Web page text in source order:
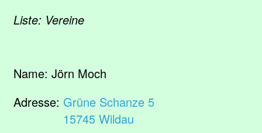
Liste: Vereine
Name: Jörn Moch
Adresse: Grüne Schanze 5
15745 Wildau